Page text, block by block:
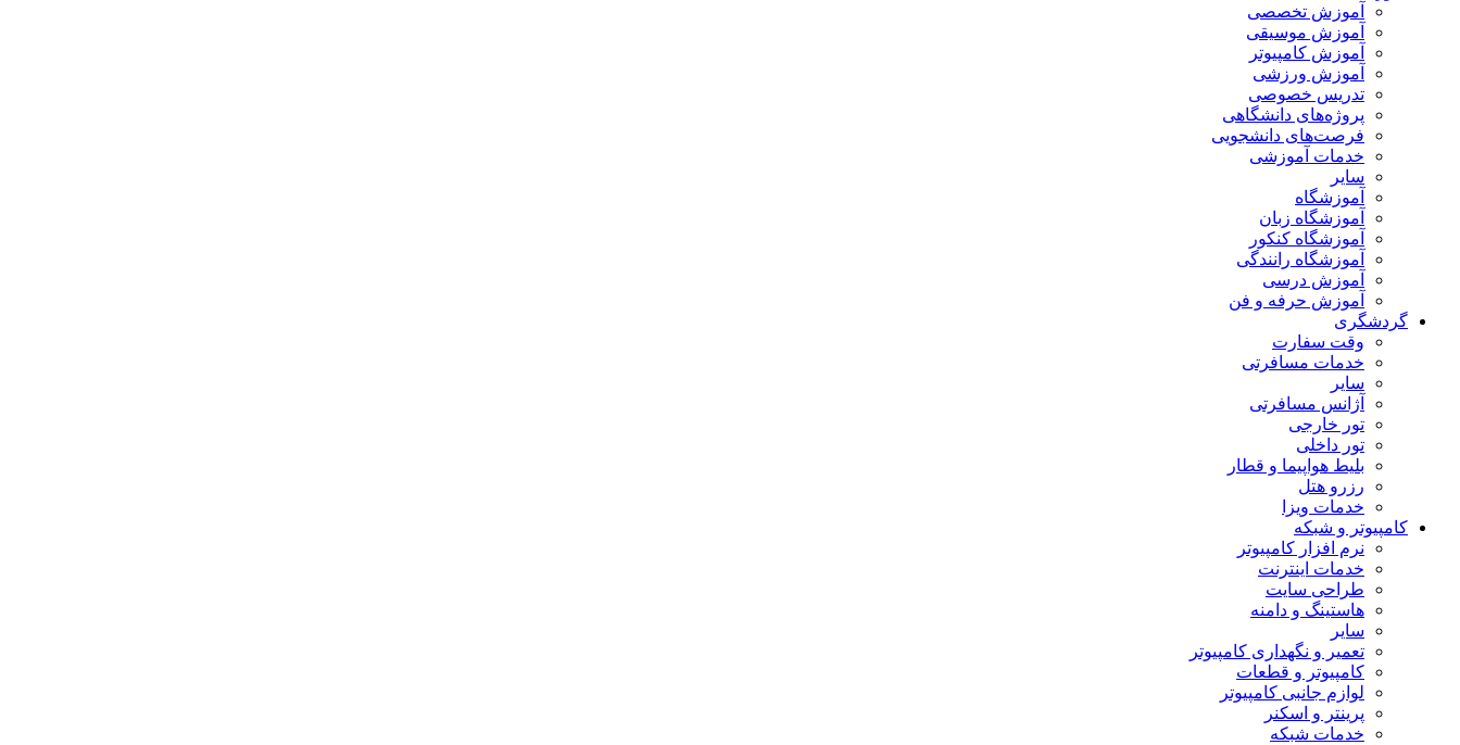
آموزش تخصصی
آموزش موسیقی
آموزش کامپیوتر
آموزش ورزشی
تدریس خصوصی
پروژه‌های دانشگاهی
فرصت‌های دانشجویی
خدمات آموزشی
سایر
آموزشگاه
آموزشگاه زبان
آموزشگاه کنکور
آموزشگاه رانندگی
آموزش درسی
آموزش حرفه و فن
گردشگری
وقت سفارت
خدمات مسافرتی
سایر
آژانس مسافرتی
تور خارجی
تور داخلی
بلیط هواپیما و قطار
رزرو هتل
خدمات ویزا
کامپیوتر و شبکه
نرم افزار کامپیوتر
خدمات اینترنت
طراحی سایت
هاستینگ و دامنه
سایر
تعمیر و نگهداری کامپیوتر
کامپیوتر و قطعات
لوازم جانبی کامپیوتر
پرینتر و اسکنر
خدمات شبکه